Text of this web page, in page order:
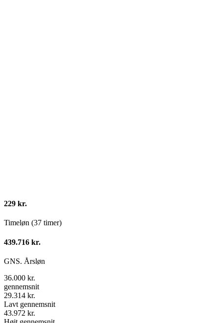
229 kr.
Timeløn (37 timer)
439.716 kr.
GNS. Årsløn
36.000 kr.
gennemsnit
29.314 kr.
Lavt gennemsnit
43.972 kr.